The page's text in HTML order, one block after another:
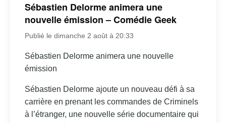
Sébastien Delorme animera une
nouvelle émission – Comédie Geek
Publié le dimanche 2 août à 20:33
Sébastien Delorme animera une nouvelle
émission
Sébastien Delorme ajoute un nouveau défi à sa
carrière en prenant les commandes de Criminels
à l’étranger, une nouvelle série documentaire qui